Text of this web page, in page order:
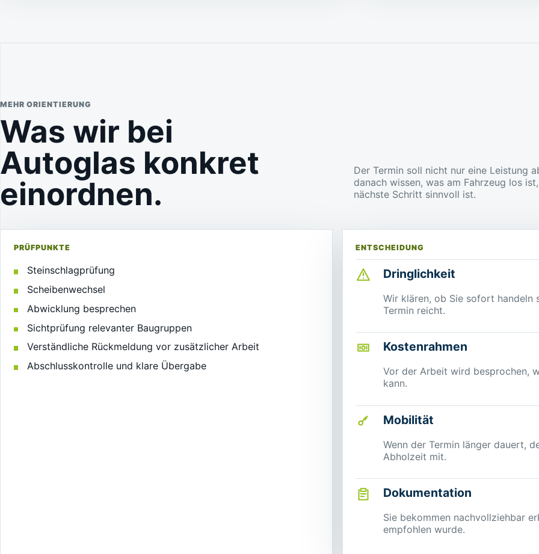
MEHR ORIENTIERUNG
Was wir bei
Autoglas konkret
einordnen.
Der Termin soll nicht nur eine Leistung
danach wissen, was am Fahrzeug los
nächste Schritt sinnvoll ist.
PRÜFPUNKTE
Steinschlagprüfung
Scheibenwechsel
Abwicklung besprechen
Sichtprüfung relevanter Baugruppen
Verständliche Rückmeldung vor zusätzlicher Arbeit
Abschlusskontrolle und klare Übergabe
ENTSCHEIDUNG
Dringlichkeit
Wir klären, ob Sie sofort
Termin reicht.
Kostenrahmen
Vor der Arbeit wird besprochen,
kann.
Mobilität
Wenn der Termin länger dauert,
Abholzeit mit.
Dokumentation
Sie bekommen nachvollziehbar
empfohlen wurde.